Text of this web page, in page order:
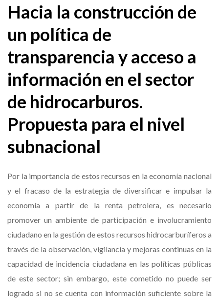
Hacia la construcción de
un política de
transparencia y acceso a
información en el sector
de hidrocarburos.
Propuesta para el nivel
subnacional
Por la importancia de estos recursos en la economía nacional
y el fracaso de la estrategia de diversificar e impulsar la
economía a partir de la renta petrolera, es necesario
promover un ambiente de participación e involucramiento
ciudadano en la gestión de estos recursos hidrocarburíferos a
través de la observación, vigilancia y mejoras continuas en la
capacidad de incidencia ciudadana en las políticas públicas
de este sector; sin embargo, este cometido no puede ser
logrado si no se cuenta con información suficiente sobre la